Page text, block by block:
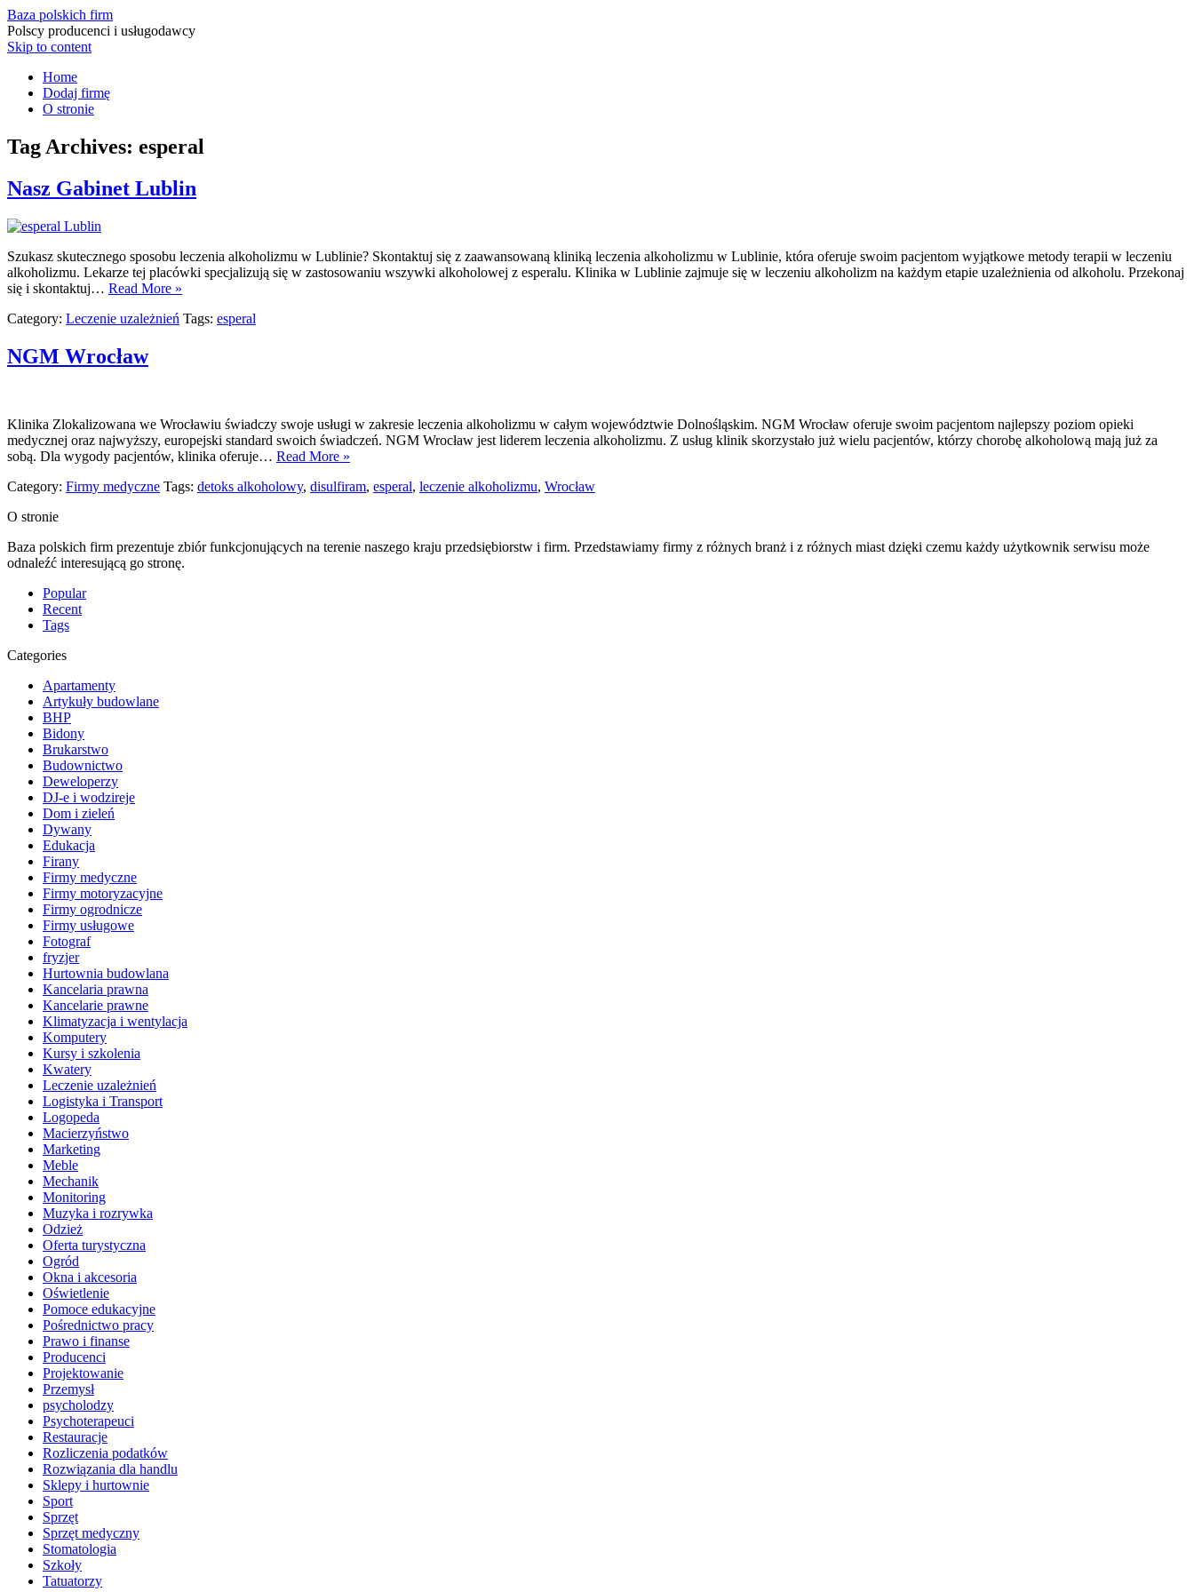
Baza polskich firm
Polscy producenci i usługodawcy
Skip to content
Home
Dodaj firmę
O stronie
Tag Archives: esperal
Nasz Gabinet Lublin
Szukasz skutecznego sposobu leczenia alkoholizmu w Lublinie? Skontaktuj się z zaawansowaną kliniką leczenia alkoholizmu w Lublinie, która oferuje swoim pacjentom wyjątkowe metody terapii w leczeniu
alkoholizmu. Lekarze tej placówki specjalizują się w zastosowaniu wszywki alkoholowej z esperalu. Klinika w Lublinie zajmuje się w leczeniu alkoholizm na każdym etapie uzależnienia od alkoholu. Przekonaj
się i skontaktuj… Read More »
Category: Leczenie uzależnień Tags: esperal
NGM Wrocław
Klinika Zlokalizowana we Wrocławiu świadczy swoje usługi w zakresie leczenia alkoholizmu w całym województwie Dolnośląskim. NGM Wrocław oferuje swoim pacjentom najlepszy poziom opieki
medycznej oraz najwyższy, europejski standard swoich świadczeń. NGM Wrocław jest liderem leczenia alkoholizmu. Z usług klinik skorzystało już wielu pacjentów, którzy chorobę alkoholową mają już za
sobą. Dla wygody pacjentów, klinika oferuje… Read More »
Category: Firmy medyczne Tags: detoks alkoholowy, disulfiram, esperal, leczenie alkoholizmu, Wrocław
O stronie
Baza polskich firm prezentuje zbiór funkcjonujących na terenie naszego kraju przedsiębiorstw i firm. Przedstawiamy firmy z różnych branż i z różnych miast dzięki czemu każdy użytkownik serwisu może
odnaleźć interesującą go stronę.
Popular
Recent
Tags
Categories
Apartamenty
Artykuły budowlane
BHP
Bidony
Brukarstwo
Budownictwo
Deweloperzy
DJ-e i wodzireje
Dom i zieleń
Dywany
Edukacja
Firany
Firmy medyczne
Firmy motoryzacyjne
Firmy ogrodnicze
Firmy usługowe
Fotograf
fryzjer
Hurtownia budowlana
Kancelaria prawna
Kancelarie prawne
Klimatyzacja i wentylacja
Komputery
Kursy i szkolenia
Kwatery
Leczenie uzależnień
Logistyka i Transport
Logopeda
Macierzyństwo
Marketing
Meble
Mechanik
Monitoring
Muzyka i rozrywka
Odzież
Oferta turystyczna
Ogród
Okna i akcesoria
Oświetlenie
Pomoce edukacyjne
Pośrednictwo pracy
Prawo i finanse
Producenci
Projektowanie
Przemysł
psycholodzy
Psychoterapeuci
Restauracje
Rozliczenia podatków
Rozwiązania dla handlu
Sklepy i hurtownie
Sport
Sprzęt
Sprzęt medyczny
Stomatologia
Szkoły
Tatuatorzy